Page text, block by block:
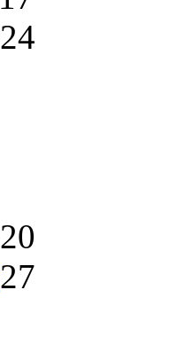
24
20
27